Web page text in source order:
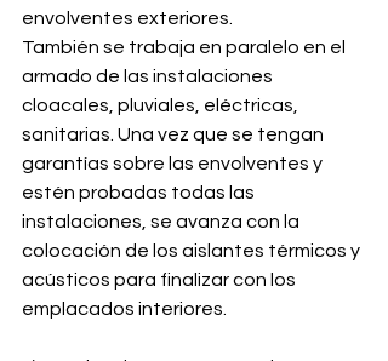
envolventes exteriores.
También se trabaja en paralelo en el
armado de las instalaciones
cloacales, pluviales, eléctricas,
sanitarias. Una vez que se tengan
garantías sobre las envolventes y
estén probadas todas las
instalaciones, se avanza con la
colocación de los aislantes térmicos y
acústicos para finalizar con los
emplacados interiores.